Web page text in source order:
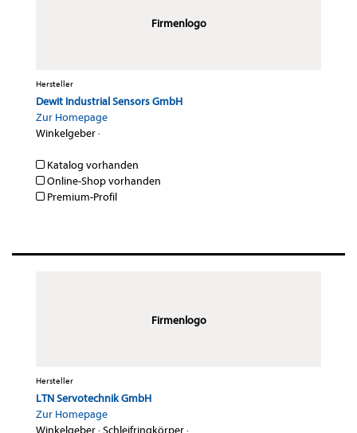
Firmenlogo
Hersteller
Dewit Industrial Sensors GmbH
Zur Homepage
Winkelgeber·
Katalog vorhanden
Online-Shop vorhanden
Premium-Profil
Firmenlogo
Hersteller
LTN Servotechnik GmbH
Zur Homepage